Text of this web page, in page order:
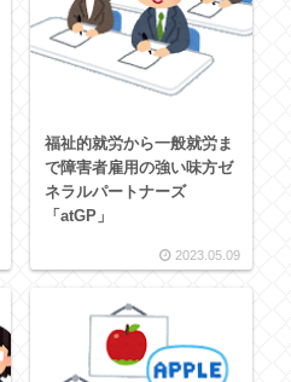
福祉的就労から一般就労ま
で障害者雇用の強い味方ゼ
ネラルパートナーズ
「atGP」
2023.05.09